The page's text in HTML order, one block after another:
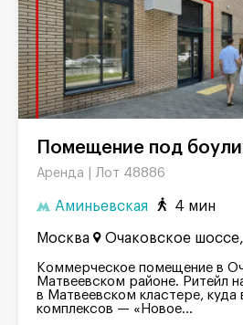
Помещение под
Аренда | Лот 48886
Аминьевская 4 мин
Москва Очаковское
Коммерческое помещение в
Матвеевском районе. Ритейл
в Матвеевском кластере, куда
комплексов — «Новое...